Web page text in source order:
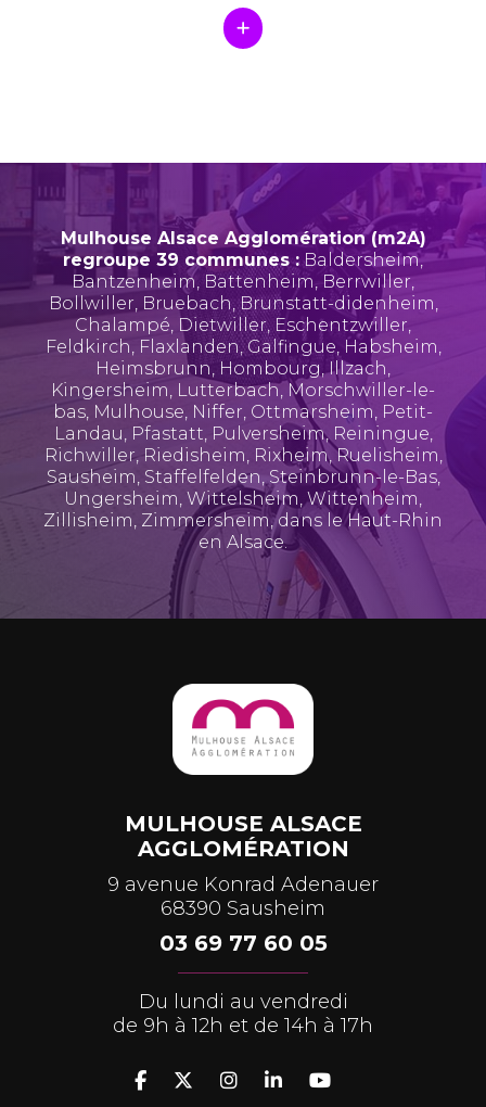
Mulhouse Alsace Agglomération (m2A)
regroupe 39 communes : Baldersheim,
Bantzenheim, Battenheim, Berrwiller,
Bollwiller, Bruebach,Brunstatt-didenheim,
Chalampé, Dietwiller, Eschentzwiller,
Feldkirch, Flaxlanden,Galfingue, Habsheim,
Heimsbrunn, Hombourg,Illzach,
Kingersheim, Lutterbach, Morschwiller-le-
bas, Mulhouse, Niffer, Ottmarsheim, Petit-
Landau, Pfastatt, Pulversheim, Reiningue,
Richwiller, Riedisheim, Rixheim,Ruelisheim,
Sausheim, Staffelfelden, Steinbrunn-le-Bas,
Ungersheim, Wittelsheim,Wittenheim,
Zillisheim, Zimmersheim, dans le Haut-Rhin
en Alsace.
MULHOUSE ALSACE
AGGLOMÉRATION
9 avenue Konrad Adenauer
68390 Sausheim
03 69 77 60 05
Du lundi au vendredi
de 9h à 12h et de 14h à 17h